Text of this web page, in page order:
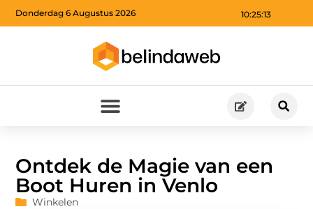
10:25:14
Donderdag 6 Augustus 2026
Ontdek de Magie van een
Boot Huren in Venlo
Winkelen